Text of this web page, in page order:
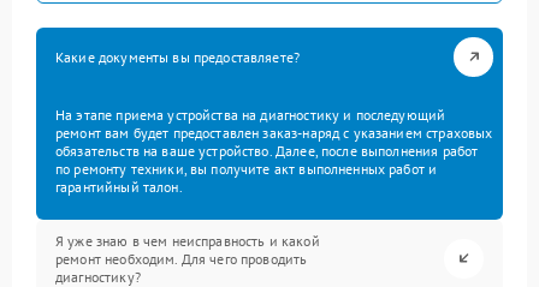
Какие документы вы предоставляете?
На этапе приема устройства на диагностику и последующий
ремонт вам будет предоставлен заказ-наряд с указанием страховых
обязательств на ваше устройство. Далее, после выполнения работ
по ремонту техники, вы получите акт выполненных работ и
гарантийный талон.
Я уже знаю в чем неисправность и какой
ремонт необходим. Для чего проводить
диагностику?